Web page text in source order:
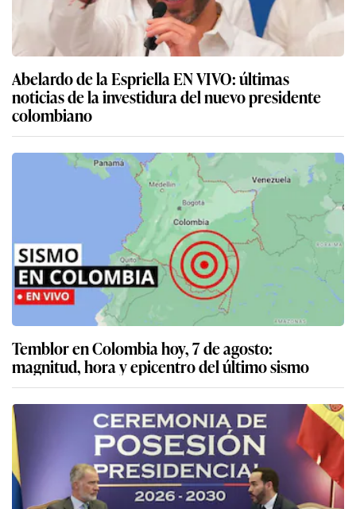
Abelardo de la Espriella EN VIVO: últimas
noticias de la investidura del nuevo presidente
colombiano
Temblor en Colombia hoy, 7 de agosto:
magnitud, hora y epicentro del último sismo